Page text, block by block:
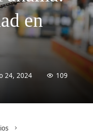
en
24, 2024 109